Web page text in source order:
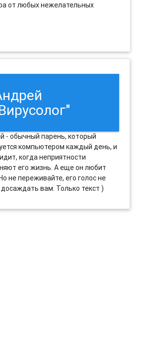
от любых нежелательных
- обычный парень, который
компьютером каждый день, и
когда неприятности
его жизнь. А еще он любит
не переживайте, его голос не
вам. Только текст )